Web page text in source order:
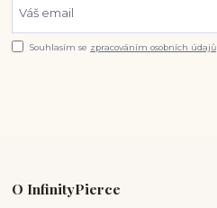
Souhlasím se zpracováním osobních údajů
O InfinityPierce